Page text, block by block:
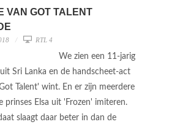
VAN GOT TALENT
RTL 4
We zien een 11-jarig
Sri Lanka en de handscheet-act
Talent' wint. En er zijn meerdere
prinses Elsa uit 'Frozen' imiteren.
slaagt daar beter in dan de